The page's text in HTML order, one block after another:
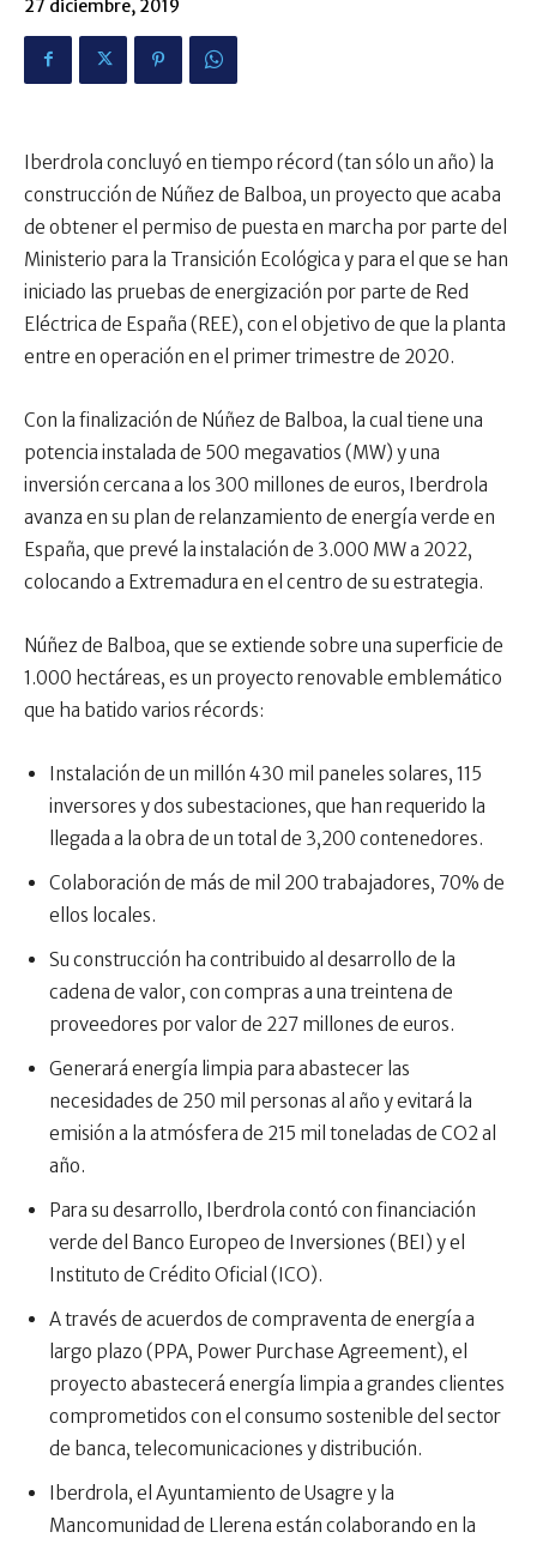
27 diciembre, 2019
Iberdrola concluyó en tiempo récord (tan sólo un año) la
construcción de Núñez de Balboa, un proyecto que acaba
de obtener el permiso de puesta en marcha por parte del
Ministerio para la Transición Ecológica y para el que se han
iniciado las pruebas de energización por parte de Red
Eléctrica de España (REE), con el objetivo de que la planta
entre en operación en el primer trimestre de 2020.
Con la finalización de Núñez de Balboa, la cual tiene una
potencia instalada de 500 megavatios (MW) y una
inversión cercana a los 300 millones de euros, Iberdrola
avanza en su plan de relanzamiento de energía verde en
España, que prevé la instalación de 3.000 MW a 2022,
colocando a Extremadura en el centro de su estrategia.
Núñez de Balboa, que se extiende sobre una superficie de
1.000 hectáreas, es un proyecto renovable emblemático
que ha batido varios récords:
Instalación de un millón 430 mil paneles solares, 115
inversores y dos subestaciones, que han requerido la
llegada a la obra de un total de 3,200 contenedores.
Colaboración de más de mil 200 trabajadores, 70% de
ellos locales.
Su construcción ha contribuido al desarrollo de la
cadena de valor, con compras a una treintena de
proveedores por valor de 227 millones de euros.
Generará energía limpia para abastecer las
necesidades de 250 mil personas al año y evitará la
emisión a la atmósfera de 215 mil toneladas de CO2 al
año.
Para su desarrollo, Iberdrola contó con financiación
verde del Banco Europeo de Inversiones (BEI) y el
Instituto de Crédito Oficial (ICO).
A través de acuerdos de compraventa de energía a
largo plazo (PPA, Power Purchase Agreement), el
proyecto abastecerá energía limpia a grandes clientes
comprometidos con el consumo sostenible del sector
de banca, telecomunicaciones y distribución.
Iberdrola, el Ayuntamiento de Usagre y la
Mancomunidad de Llerena están colaborando en la